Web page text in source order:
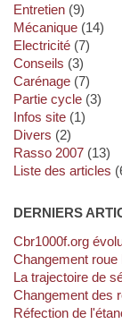
Entretien(9)
Mécanique(14)
Electricité(7)
Conseils (3)
Carénage(7)
Partie cycle(3)
Infos site(1)
Divers (2)
Rasso 2007(13)
Liste des articles
DERNIERS
cbr1000f.org
Changement
La trajectoire de
Changement
Réfection de